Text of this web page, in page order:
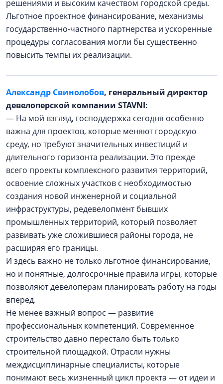
решениями и высоким качеством городской среды.
Льготное проектное финансирование, механизмы
государственно-частного партнерства и ускоренные
процедуры согласования могли бы существенно
повысить темпы их реализации.
Александр Свинолобов, генеральный директор
девелоперской компании STAVNI:
— На мой взгляд, господдержка сегодня особенно
важна для проектов, которые меняют городскую
среду, но требуют значительных инвестиций и
длительного горизонта реализации. Это прежде
всего проекты комплексного развития территорий,
освоение сложных участков с необходимостью
создания новой инженерной и социальной
инфраструктуры, редевелопмент бывших
промышленных территорий, который позволяет
развивать уже сложившиеся районы города, не
расширяя его границы.
И здесь важно не только льготное финансирование,
но и понятные, долгосрочные правила игры, которые
позволяют девелоперам планировать работу на годы
вперед.
Не менее важный вопрос — развитие
профессиональных компетенций. Современное
строительство давно перестало быть только
строительной площадкой. Отрасли нужны
междисциплинарные специалисты, которые
понимают весь жизненный цикл проекта — от идеи и